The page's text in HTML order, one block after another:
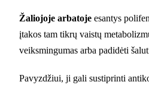
Žaliojoje arbatoje esantys
įtakos tam tikrų vaistų
veiksmingumas arba padidėti
Pavyzdžiui, ji gali sustiprinti